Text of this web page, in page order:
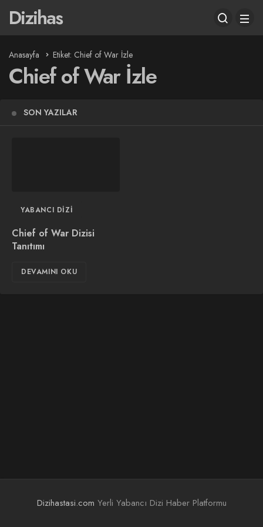
Dizihas
Anasayfa Etiket: Chief of War İzle
Chief of War İzle
SON YAZILAR
YABANCI DIZI
Chief of War Dizisi
Tanıtımı
DEVAMINI OKU
Dizihastasi.com Yerli Yabancı Dizi Haber Platformu